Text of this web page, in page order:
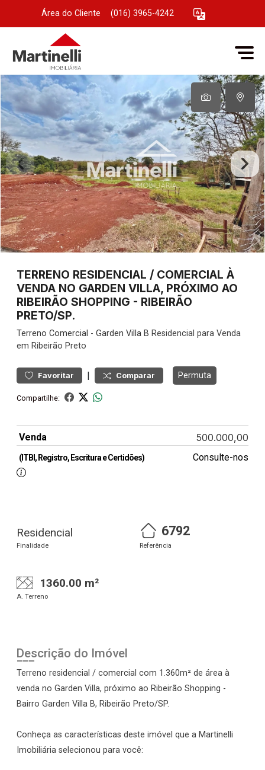
Área do Cliente (016) 3965-4242
TERRENO RESIDENCIAL / COMERCIAL À
VENDA NO GARDEN VILLA, PRÓXIMO AO
RIBEIRÃO SHOPPING - RIBEIRÃO
PRETO/SP.
Terreno Comercial - Garden Villa B Residencial para Venda
em Ribeirão Preto
Favoritar | Comparar Permuta
Compartilhe:
Venda 500.000,00
(ITBI, Registro, Escritura e Certidões) Consulte-nos
Residencial
Finalidade
6792
Referência
1360.00 m²
A. Terreno
Descrição do Imóvel
Terreno residencial / comercial com 1.360m² de área à
venda no Garden Villa, próximo ao Ribeirão Shopping -
Bairro Garden Villa B, Ribeirão Preto/SP.
Conheça as características deste imóvel que a Martinelli
Imobiliária selecionou para você: